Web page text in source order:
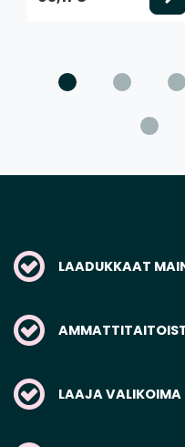
LAADUKKAAT
LAAJA VALIKOIMA